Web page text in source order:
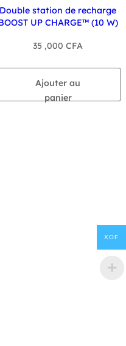
Double station de recharge
UP CHARGE™ (10 W)
35 ,000CFA
Ajouter au
panier
XOF